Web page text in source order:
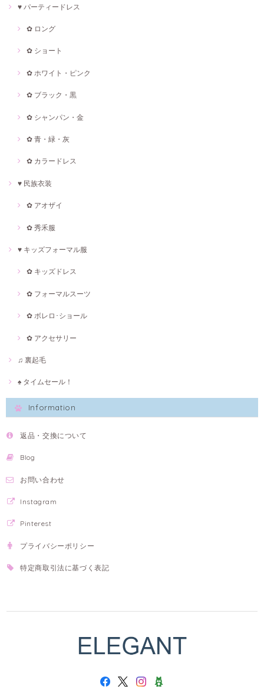
♥ パーティードレス
✿ ロング
✿ ショート
✿ ホワイト・ピンク
✿ ブラック・黒
✿ シャンパン・金
✿ 青・緑・灰
✿ カラードレス
♥ 民族衣装
✿ アオザイ
✿ 秀禾服
♥ キッズフォーマル服
✿ キッズドレス
✿ フォーマルスーツ
✿ ボレロ･ショール
✿ アクセサリー
♫ 裏起毛
♠ タイムセール！
Information
返品・交換について
Blog
お問い合わせ
Instagram
Pinterest
プライバシーポリシー
特定商取引法に基づく表記